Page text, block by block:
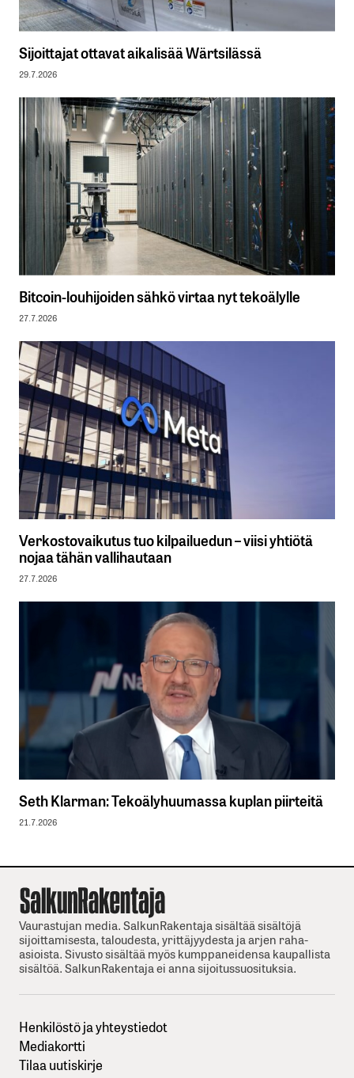
Sijoittajat ottavat aikalisää Wärtsilässä
29.7.2026
Bitcoin-louhijoiden sähkö virtaa nyt tekoälylle
27.7.2026
Verkostovaikutus tuo kilpailuedun – viisi yhtiötä
nojaa tähän vallihautaan
27.7.2026
Seth Klarman: Tekoälyhuumassa kuplan piirteitä
21.7.2026
Vaurastujan media. SalkunRakentaja sisältää sisältöjä
sijoittamisesta, taloudesta, yrittäjyydesta ja arjen raha-
asioista. Sivusto sisältää myös kumppaneidensa kaupallista
sisältöä. SalkunRakentaja ei anna sijoitussuosituksia.
Henkilöstö ja yhteystiedot
Mediakortti
Tilaa uutiskirje